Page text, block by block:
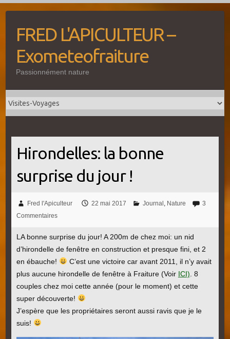
contentFRED L'APICULTEUR –
Exometeofraiture
Passionnément nature
Hirondelles: la bonne
surprise du jour !
Fred l'Apiculteur 22 mai 2017 Journal , Nature
3
Commentaires
LA bonne surprise du jour! A 200m de chez moi: un nid
d’hirondelle de fenêtre en construction et presque fini, et 2
en ébauche!
C’est une victoire car avant 2011, il n’y avait
plus aucune hirondelle de fenêtre à Fraiture (Voir ICI) . 8
couples chez moi cette année (pour le moment) et cette
super découverte!
J’espère que les propriétaires seront aussi ravis que je le
suis!